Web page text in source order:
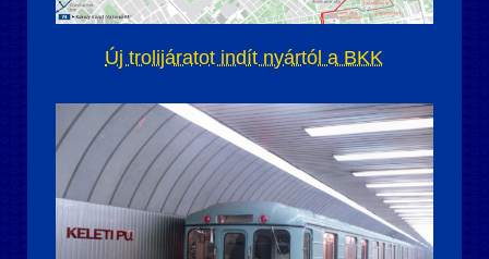
Új trolijáratot indít nyártól a BKK